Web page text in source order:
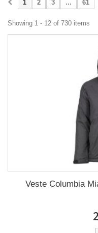
1 2 3 ... 61
Showing 1 - 12 of 730 items
Veste Columbia